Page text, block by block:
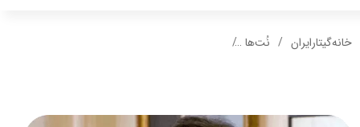
خانه‌گیتار‌ایران نُت‌ها